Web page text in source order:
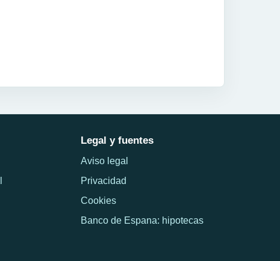
Legal y fuentes
Aviso legal
Privacidad
Cookies
Banco de Espana: hipotecas